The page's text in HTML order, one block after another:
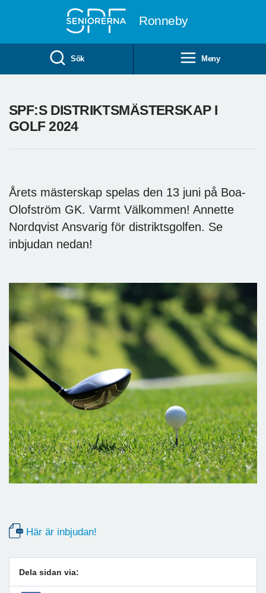
Ronneby
Sök Meny
SPF:S DISTRIKTSMÄSTERSKAP I
GOLF 2024
Årets mästerskap spelas den 13 juni på Boa-
Olofström GK. Varmt Välkommen! Annette
Nordqvist Ansvarig för distriktsgolfen. Se
inbjudan nedan!
Här är inbjudan!
Dela sidan via: